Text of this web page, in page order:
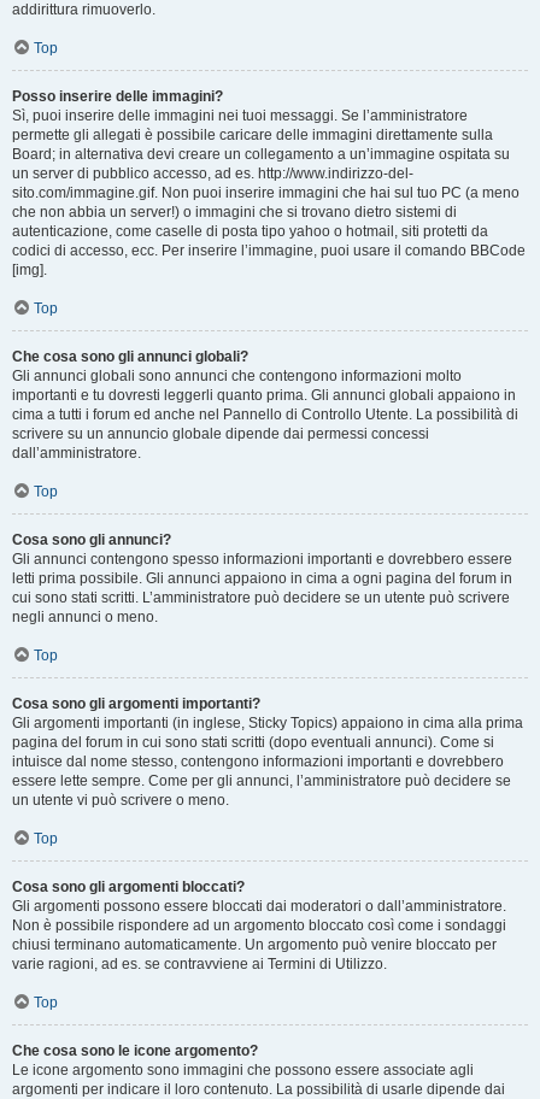
addirittura rimuoverlo.
Top
Posso inserire delle immagini?
Sì, puoi inserire delle immagini nei tuoi messaggi. Se l’amministratore
permette gli allegati è possibile caricare delle immagini direttamente sulla
Board; in alternativa devi creare un collegamento a un’immagine ospitata su
un server di pubblico accesso, ad es. http://www.indirizzo-del-
sito.com/immagine.gif. Non puoi inserire immagini che hai sul tuo PC (a meno
che non abbia un server!) o immagini che si trovano dietro sistemi di
autenticazione, come caselle di posta tipo yahoo o hotmail, siti protetti da
codici di accesso, ecc. Per inserire l’immagine, puoi usare il comando BBCode
[img].
Top
Che cosa sono gli annunci globali?
Gli annunci globali sono annunci che contengono informazioni molto
importanti e tu dovresti leggerli quanto prima. Gli annunci globali appaiono in
cima a tutti i forum ed anche nel Pannello di Controllo Utente. La possibilità di
scrivere su un annuncio globale dipende dai permessi concessi
dall’amministratore.
Top
Cosa sono gli annunci?
Gli annunci contengono spesso informazioni importanti e dovrebbero essere
letti prima possibile. Gli annunci appaiono in cima a ogni pagina del forum in
cui sono stati scritti. L’amministratore può decidere se un utente può scrivere
negli annunci o meno.
Top
Cosa sono gli argomenti importanti?
Gli argomenti importanti (in inglese, Sticky Topics) appaiono in cima alla prima
pagina del forum in cui sono stati scritti (dopo eventuali annunci). Come si
intuisce dal nome stesso, contengono informazioni importanti e dovrebbero
essere lette sempre. Come per gli annunci, l’amministratore può decidere se
un utente vi può scrivere o meno.
Top
Cosa sono gli argomenti bloccati?
Gli argomenti possono essere bloccati dai moderatori o dall’amministratore.
Non è possibile rispondere ad un argomento bloccato così come i sondaggi
chiusi terminano automaticamente. Un argomento può venire bloccato per
varie ragioni, ad es. se contravviene ai Termini di Utilizzo.
Top
Che cosa sono le icone argomento?
Le icone argomento sono immagini che possono essere associate agli
argomenti per indicare il loro contenuto. La possibilità di usarle dipende dai